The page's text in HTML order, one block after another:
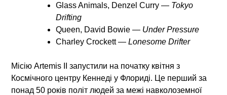
Glass Animals, Denzel Curry — Tokyo
Drifting
Queen, David Bowie — Under Pressure
Charley Crockett —Lonesome Drifter
Місію Artemis II запустили на початку квітня з
Космічного центру Кеннеді у Флориді. Це перший за
понад 50 років політ людей за межі навколоземної